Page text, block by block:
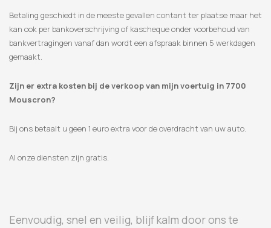
Betaling geschiedt in de meeste gevallen contant ter plaatse maar het
kan ook per bankoverschrijving of kascheque onder voorbehoud van
bankvertragingen vanaf dan wordt een afspraak binnen 5 werkdagen
gemaakt.
Zijn er extra kosten bij de verkoop van mijn voertuig in 7700
Mouscron?
Bij ons betaalt u geen 1 euro extra voor de overdracht van uw auto.
Al onze diensten zijn gratis.
Eenvoudig, snel en veilig, blijf kalm door ons te